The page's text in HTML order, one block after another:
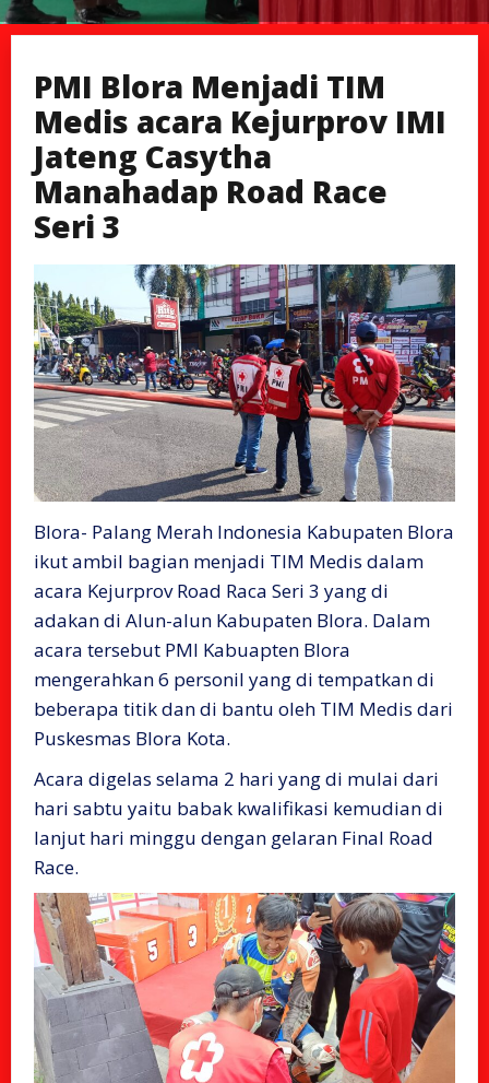
PMI Blora Menjadi TIM
Medis acara Kejurprov IMI
Jateng Casytha
Manahadap Road Race
Seri 3
Blora- Palang Merah Indonesia Kabupaten Blora
ikut ambil bagian menjadi TIM Medis dalam
acara Kejurprov Road Raca Seri 3 yang di
adakan di Alun-alun Kabupaten Blora. Dalam
acara tersebut PMI Kabuapten Blora
mengerahkan 6 personil yang di tempatkan di
beberapa titik dan di bantu oleh TIM Medis dari
Puskesmas Blora Kota.
Acara digelas selama 2 hari yang di mulai dari
hari sabtu yaitu babak kwalifikasi kemudian di
lanjut hari minggu dengan gelaran Final Road
Race.